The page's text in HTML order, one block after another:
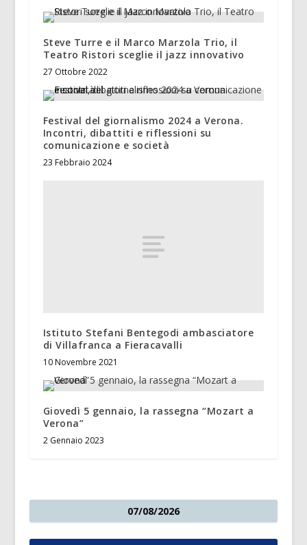
Steve Turre e il Marco Marzola Trio, il
Teatro Ristori sceglie il jazz innovativo
27 Ottobre 2022
Festival del giornalismo 2024 a Verona.
Incontri, dibattiti e riflessioni su
comunicazione e società
23 Febbraio 2024
Istituto Stefani Bentegodi ambasciatore
di Villafranca a Fieracavalli
10 Novembre 2021
Giovedì 5 gennaio, la rassegna “Mozart a
Verona”
2 Gennaio 2023
07/08/2026